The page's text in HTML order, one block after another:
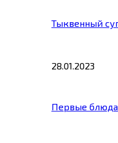
Тыквенный
28.01.2023
Первые блюда